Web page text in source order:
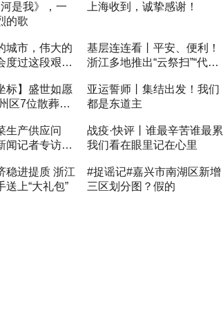
是我》，一
的歌
上海收到，诚挚感谢！
城市，伟大的
度过这段艰难
基层连连看丨平安、便利！
浙江多地推出“云祭扫”“代祭
标】盛世如愿
区7位散葬烈
亚运誓师丨集结出发！我们
都是东道主
生产供应问
闻记者专访省
战疫·快评丨谁最辛苦谁最累
我们看在眼里记在心里
稳进提质 浙江
送上“大礼包”
#捉谣记#嘉兴市南湖区新增
三区划分图？假的